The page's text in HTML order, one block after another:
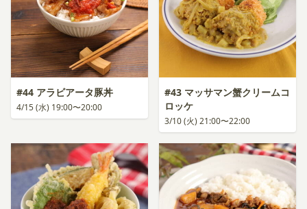
#44 アラビアータ豚丼
4/15 (水) 19:00〜20:00
#43 マッサマン蟹クリームコ
ロッケ
3/10 (火) 21:00〜22:00